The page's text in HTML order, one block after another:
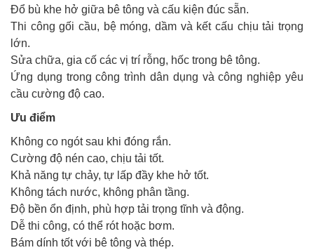
Đổ bù khe hở giữa bê tông và cấu kiện đúc sẵn.
Thi công gối cầu, bệ móng, dầm và kết cấu chịu tải trọng
lớn.
Sửa chữa, gia cố các vị trí rỗng, hốc trong bê tông.
Ứng dụng trong công trình dân dụng và công nghiệp yêu
cầu cường độ cao.
Ưu điểm
Không co ngót sau khi đóng rắn.
Cường độ nén cao, chịu tải tốt.
Khả năng tự chảy, tự lấp đầy khe hở tốt.
Không tách nước, không phân tầng.
Độ bền ổn định, phù hợp tải trọng tĩnh và động.
Dễ thi công, có thể rót hoặc bơm.
Bám dính tốt với bê tông và thép.